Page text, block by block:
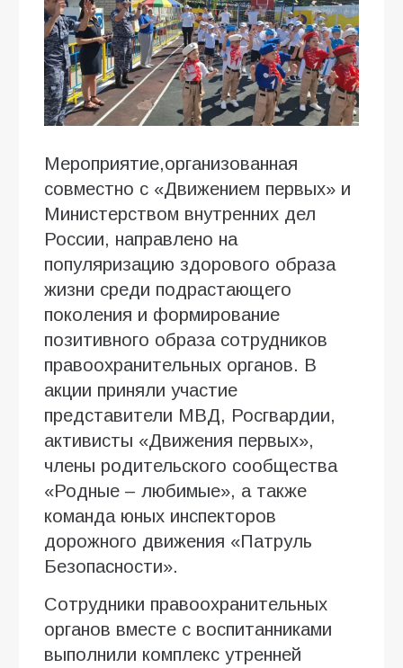
Мероприятие,организованная
совместно с «Движением первых» и
Министерством внутренних дел
России, направлено на
популяризацию здорового образа
жизни среди подрастающего
поколения и формирование
позитивного образа сотрудников
правоохранительных органов. В
акции приняли участие
представители МВД, Росгвардии,
активисты «Движения первых»,
члены родительского сообщества
«Родные – любимые», а также
команда юных инспекторов
дорожного движения «Патруль
Безопасности».
Сотрудники правоохранительных
органов вместе с воспитанниками
выполнили комплекс утренней